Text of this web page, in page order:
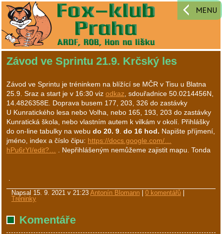
MENU
Závod ve Sprintu 21.9. Krčský les
Závod ve Sprintu je tréninkem na blížící se MČR v Tisu u Blatna
25.9. Sraz a start je v 16:30 viz odkaz, sdouřadnice 50.0214456N,
14.4826358E. Doprava busem 177, 203, 326 do zastávky
U Kunratického lesa nebo Volha, nebo 165, 193, 203 do zastávky
Kunratická škola, nebo vlastním autem k vilkám v okolí. Přihlášky
do on-line tabulky na webu do 20. 9. do 16 hod. Napište příjmení,
jméno, index a číslo čipu: https://docs.google.com/…
hPu6rYI/edit?… . Nepřihlášeným nemůžeme zajistit mapu. Tonda
.
Napsal 15. 9. 2021 v 21:23 Antonín Blomann 0 komentářů
Tréninky
Komentáře